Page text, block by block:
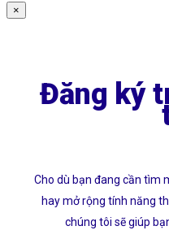
×
Đăng ký
Cho dù bạn đang cần tìm
hay mở rộng tính năng
chúng tôi sẽ giúp